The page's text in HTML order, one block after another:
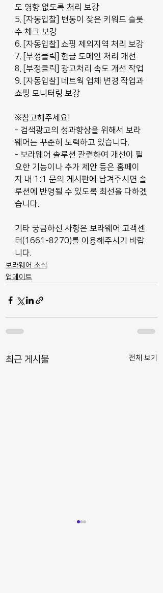
도 영향 없도록 처리 보강
5. [자동입찰] 변동이 잦은 키워드 슬롯
수 체크 보강
6. [자동입찰] 쇼핑 제외지역 처리 보강
7. [부정클릭] 한글 도메인 처리 개선
8. [부정클릭] 광고처리 속도 개선 작업
9. [자동입찰] 네트웍 업체 변경 작업과
쇼핑 모니터링 보강
※참고해주세요!
- 검색광고의 성과향상을 위해서 보라
웨어는 꾸준히 노력하고 있습니다.
- 보라웨어 솔루션 관련하여 개선이 필
요한 기능이나 추가 제안 등은 홈페이
지 내 1:1 문의 게시판에 남겨주시면 솔
루션에 반영될 수 있도록 최선을 다하겠
습니다.
기타 궁금하신 사항은 보라웨어 고객센
터(1661-8270)를 이용해주시기 바랍
니다.
보라웨어 소식
업데이트
최근 게시물 전체 보기